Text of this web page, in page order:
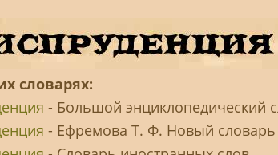
словарях:
- Большой энциклопедический
- Ефремова Т. Ф. Новый словарь